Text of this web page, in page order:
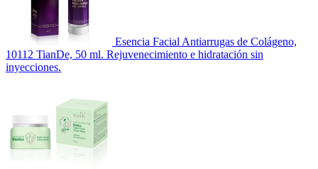
Esencia Facial Antiarrugas de Colágeno,
10112 TianDe, 50 ml. Rejuvenecimiento e hidratación sin
inyecciones.